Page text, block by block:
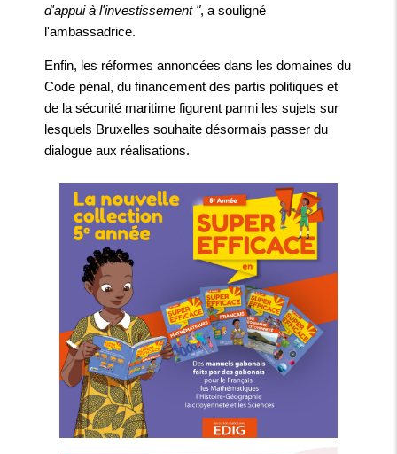
d'appui à l'investissement ", a souligné
l'ambassadrice.
Enfin, les réformes annoncées dans les domaines du
Code pénal, du financement des partis politiques et
de la sécurité maritime figurent parmi les sujets sur
lesquels Bruxelles souhaite désormais passer du
dialogue aux réalisations.